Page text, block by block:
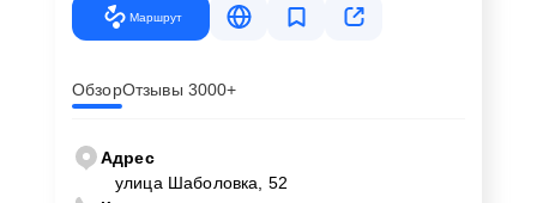
Маршрут
ОбзорОтзывы 3000+
Адрес
улица Шаболовка, 52